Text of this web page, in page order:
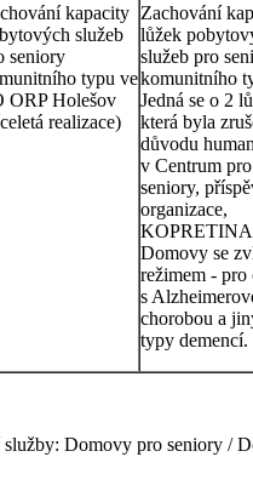
kapacity
služeb
seniory
typu ve
ORP Holešov
realizace)
Zachování
lůžek
služeb pro
komunitního
Jedná se o 2
která byla
důvodu
v Centrum pro
seniory,
organizace,
Domovy se
režimem - pro
s
chorobou a
typy demencí.
Domovy pro seniory /